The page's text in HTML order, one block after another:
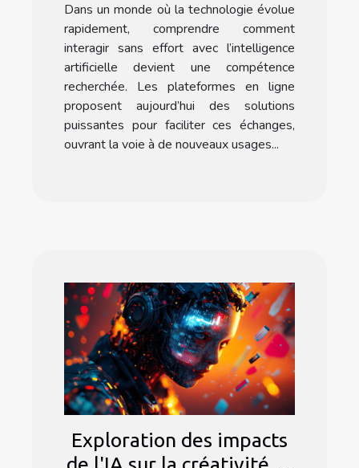
effort via les
plateformes en ligne
Dans un monde où la technologie évolue
rapidement, comprendre comment
interagir sans effort avec l’intelligence
artificielle devient une compétence
recherchée. Les plateformes en ligne
proposent aujourd’hui des solutions
puissantes pour faciliter ces échanges,
ouvrant la voie à de nouveaux usages...
Exploration des impacts